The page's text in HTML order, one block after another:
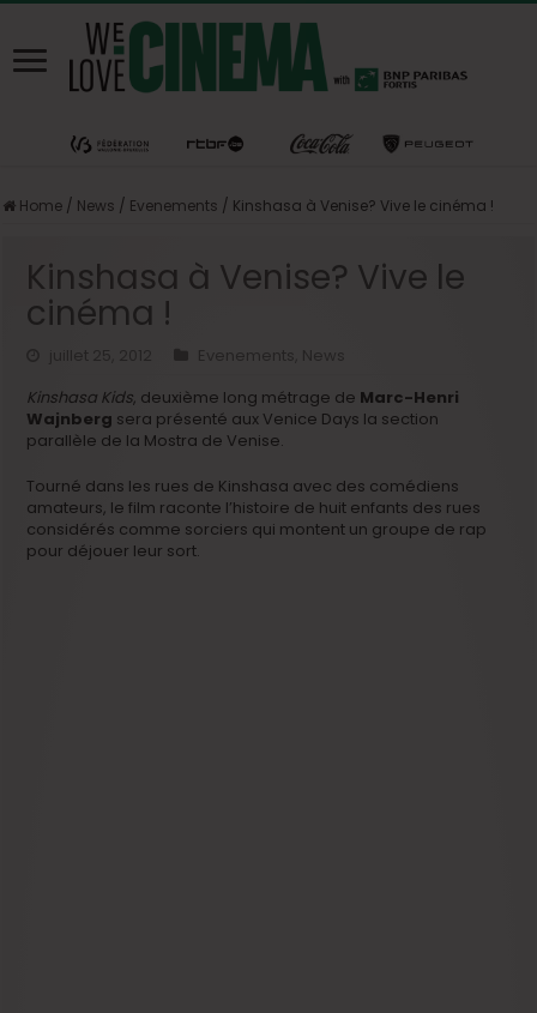
Home / News / Evenements / Kinshasa à Venise? Vive le cinéma !
Kinshasa à Venise? Vive le
cinéma !
Evenements
News
Kinshasa Kids, deuxième long métrage de Marc-Henri
Wajnberg sera présenté aux Venice Days la section
parallèle de la Mostra de Venise.
Tourné dans les rues de Kinshasa avec des comédiens
amateurs, le film raconte l’histoire de huit enfants des rues
considérés comme sorciers qui montent un groupe de rap
pour déjouer leur sort.